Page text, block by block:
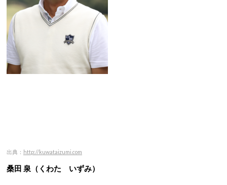
出典： http://kuwataizumi.com
桑田 泉 （くわた いずみ）